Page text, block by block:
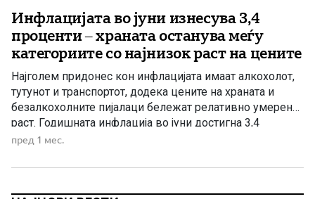
Инфлацијата во јуни изнесува 3,4
проценти – храната останува меѓу
категориите со најнизок раст на цените
Најголем придонес кон инфлацијата имаат алкохолот,
тутунот и транспортот, додека цените на храната и
безалкохолните пијалаци бележат релативно умерен
раст. Годишната инфлација во јуни достигна 3,4
проценти, покажуваат најновите податоци. Структурата
од инфлаторниот притисок не доаѓа од основните
пред 1 мес.